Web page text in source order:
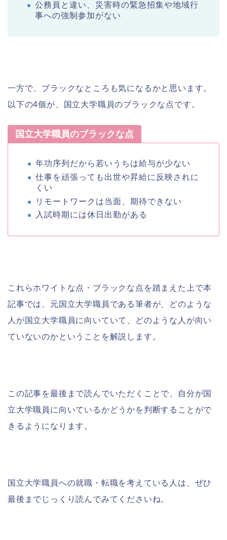
公務員と違い、災害時の緊急招集や地域行
事への強制参加がない
一方で、ブラックなところも気になるかと思います。
以下の4個が、国立大学職員のブラックな点です。
国立大学職員のブラックな点
年功序列だから若いうちは給与が少ない
仕事を頑張っても出世や昇給に反映されに
くい
リモートワークは当面、期待できない
入試時期には休日出勤がある
これらホワイトな点・ブラックな点を踏まえた上で本
記事では、元国立大学職員である筆者が、どのような
人が国立大学職員に向いていて、どのような人が向い
ていないのかということを解説します。
この記事を最後まで読んでいただくことで、自分が国
立大学職員に向いているかどうかを判断することがで
きるようになります。
国立大学職員への就職・転職を考えている人は、ぜひ
最後までじっくり読んでみてくださいね。